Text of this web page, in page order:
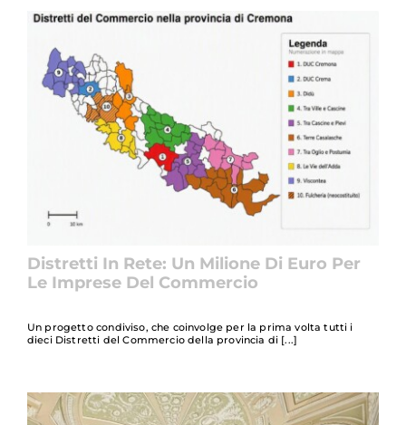
Distretti In Rete: Un Milione Di Euro Per
Le Imprese Del Commercio
Un progetto condiviso, che coinvolge per la prima volta tutti i
dieci Distretti del Commercio della provincia di